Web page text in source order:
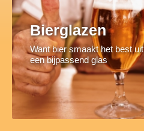
Bierglazen
Want bier smaakt het best uit
een bijpassend glas